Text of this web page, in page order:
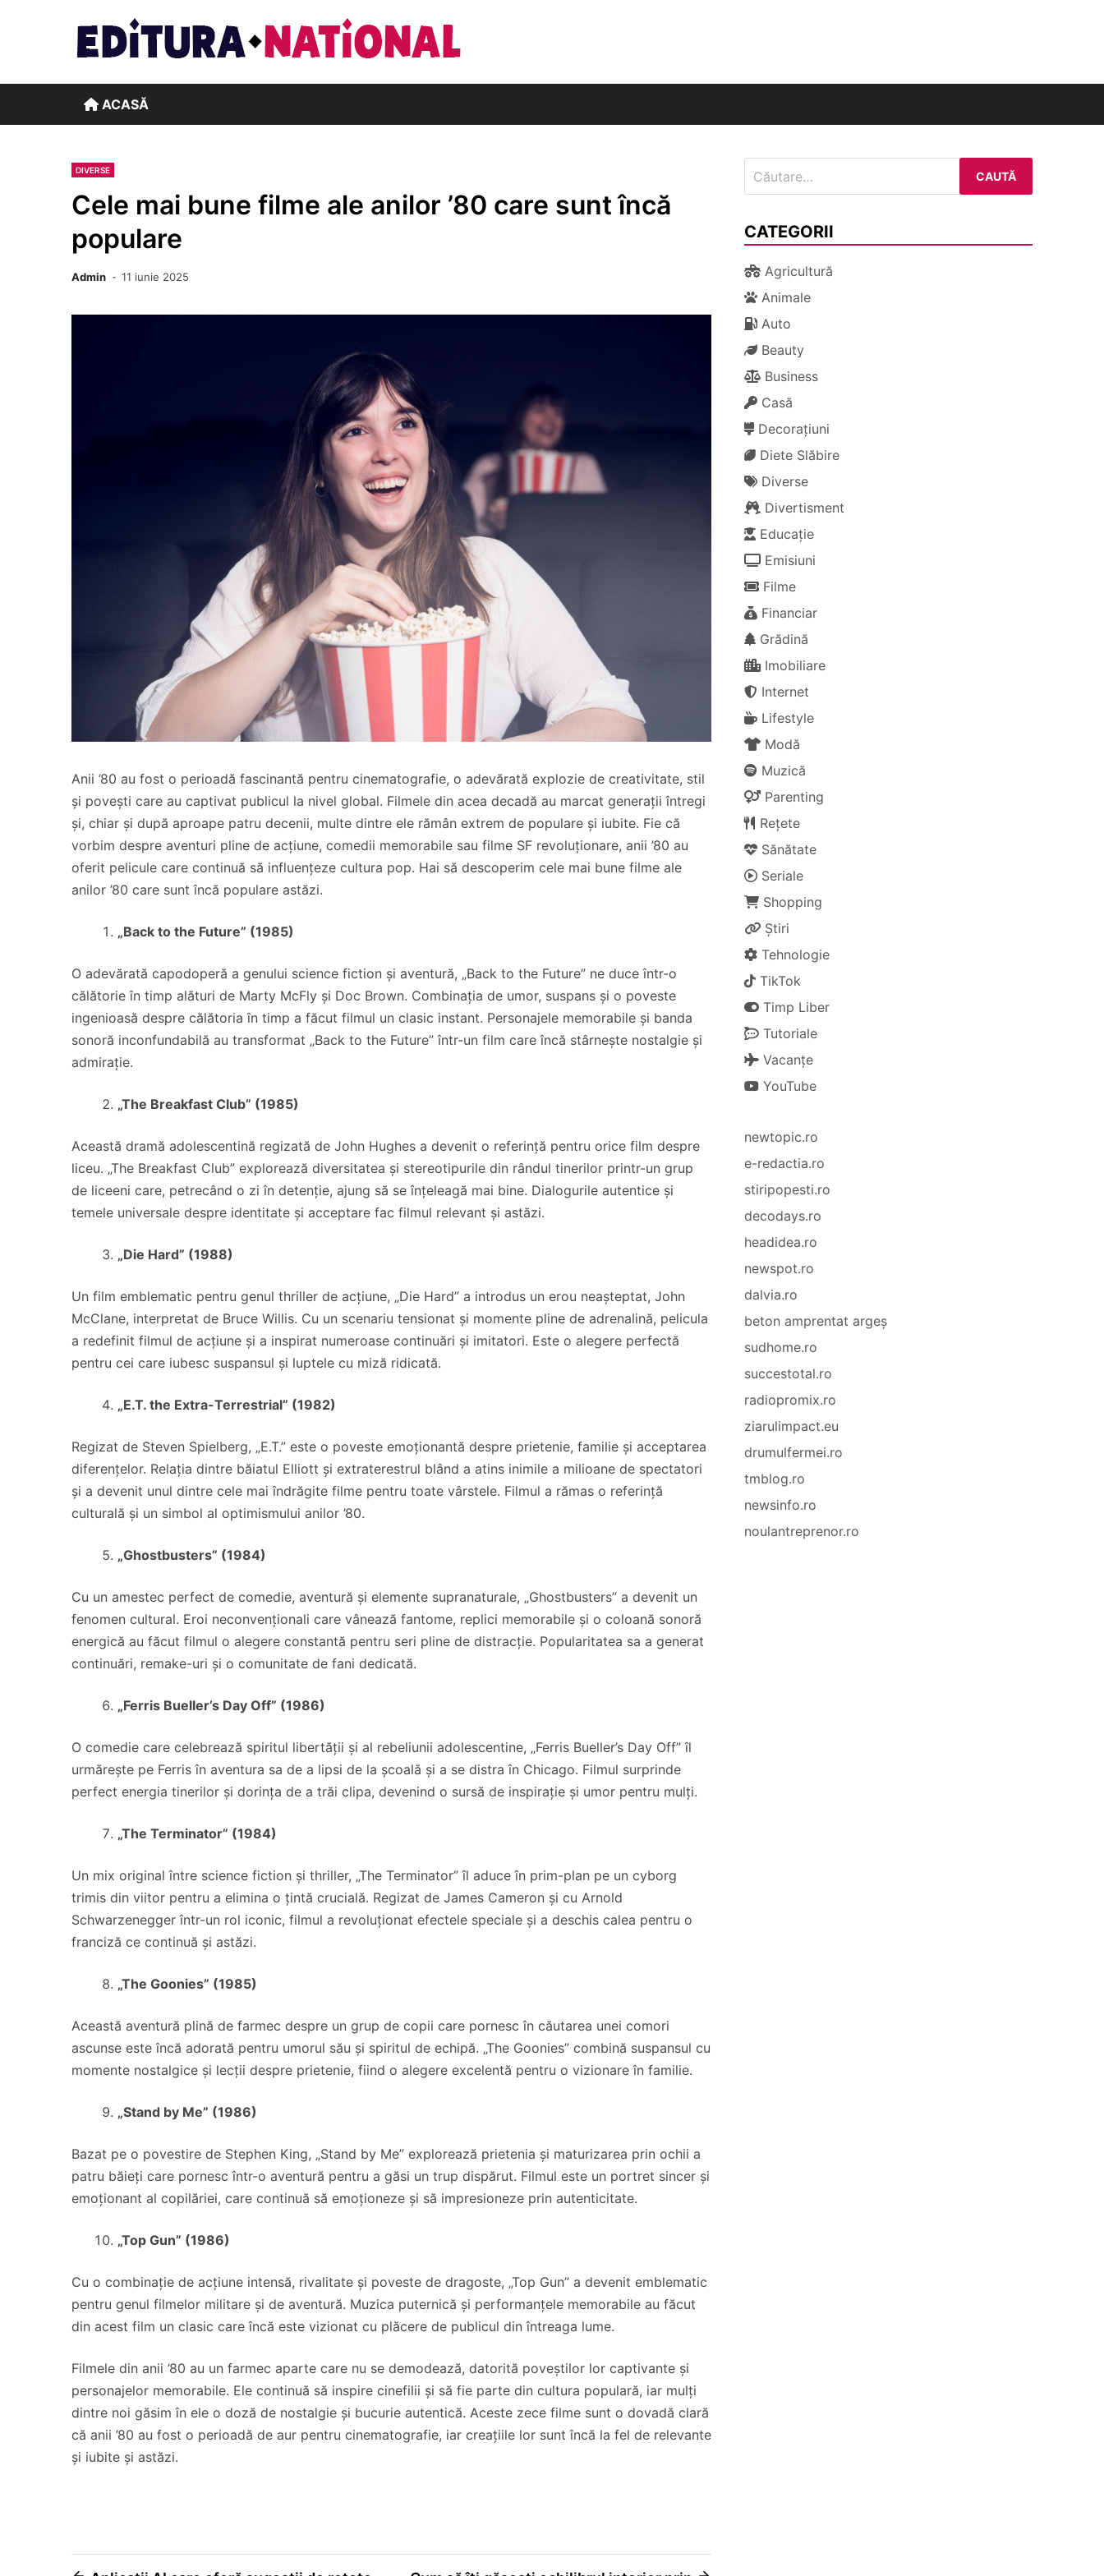
Editura Național
ACASĂ
DIVERSE
Cele mai bune filme ale anilor ’80 care sunt încă
populare
Admin 11 iunie 2025
Anii ’80 au fost o perioadă fascinantă pentru cinematografie, o adevărată explozie de creativitate, stil
și povești care au captivat publicul la nivel global. Filmele din acea decadă au marcat generații întregi
și, chiar și după aproape patru decenii, multe dintre ele rămân extrem de populare și iubite. Fie că
vorbim despre aventuri pline de acțiune, comedii memorabile sau filme SF revoluționare, anii ’80 au
oferit pelicule care continuă să influențeze cultura pop. Hai să descoperim cele mai bune filme ale
anilor ’80 care sunt încă populare astăzi.
„Back to the Future” (1985)
O adevărată capodoperă a genului science fiction și aventură, „Back to the Future” ne duce într-o
călătorie în timp alături de Marty McFly și Doc Brown. Combinația de umor, suspans și o poveste
ingenioasă despre călătoria în timp a făcut filmul un clasic instant. Personajele memorabile și banda
sonoră inconfundabilă au transformat „Back to the Future” într-un film care încă stârnește nostalgie și
admirație.
„The Breakfast Club” (1985)
Această dramă adolescentină regizată de John Hughes a devenit o referință pentru orice film despre
liceu. „The Breakfast Club” explorează diversitatea și stereotipurile din rândul tinerilor printr-un grup
de liceeni care, petrecând o zi în detenție, ajung să se înțeleagă mai bine. Dialogurile autentice și
temele universale despre identitate și acceptare fac filmul relevant și astăzi.
„Die Hard” (1988)
Un film emblematic pentru genul thriller de acțiune, „Die Hard” a introdus un erou neașteptat, John
McClane, interpretat de Bruce Willis. Cu un scenariu tensionat și momente pline de adrenalină, pelicula
a redefinit filmul de acțiune și a inspirat numeroase continuări și imitatori. Este o alegere perfectă
pentru cei care iubesc suspansul și luptele cu miză ridicată.
„E.T. the Extra-Terrestrial” (1982)
Regizat de Steven Spielberg, „E.T.” este o poveste emoționantă despre prietenie, familie și acceptarea
diferențelor. Relația dintre băiatul Elliott și extraterestrul blând a atins inimile a milioane de spectatori
și a devenit unul dintre cele mai îndrăgite filme pentru toate vârstele. Filmul a rămas o referință
culturală și un simbol al optimismului anilor ’80.
„Ghostbusters” (1984)
Cu un amestec perfect de comedie, aventură și elemente supranaturale, „Ghostbusters” a devenit un
fenomen cultural. Eroi neconvenționali care vânează fantome, replici memorabile și o coloană sonoră
energică au făcut filmul o alegere constantă pentru seri pline de distracție. Popularitatea sa a generat
continuări, remake-uri și o comunitate de fani dedicată.
„Ferris Bueller’s Day Off” (1986)
O comedie care celebrează spiritul libertății și al rebeliunii adolescentine, „Ferris Bueller’s Day Off” îl
urmărește pe Ferris în aventura sa de a lipsi de la școală și a se distra în Chicago. Filmul surprinde
perfect energia tinerilor și dorința de a trăi clipa, devenind o sursă de inspirație și umor pentru mulți.
„The Terminator” (1984)
Un mix original între science fiction și thriller, „The Terminator” îl aduce în prim-plan pe un cyborg
trimis din viitor pentru a elimina o țintă crucială. Regizat de James Cameron și cu Arnold
Schwarzenegger într-un rol iconic, filmul a revoluționat efectele speciale și a deschis calea pentru o
franciză ce continuă și astăzi.
„The Goonies” (1985)
Această aventură plină de farmec despre un grup de copii care pornesc în căutarea unei comori
ascunse este încă adorată pentru umorul său și spiritul de echipă. „The Goonies” combină suspansul cu
momente nostalgice și lecții despre prietenie, fiind o alegere excelentă pentru o vizionare în familie.
„Stand by Me” (1986)
Bazat pe o povestire de Stephen King, „Stand by Me” explorează prietenia și maturizarea prin ochii a
patru băieți care pornesc într-o aventură pentru a găsi un trup dispărut. Filmul este un portret sincer și
emoționant al copilăriei, care continuă să emoționeze și să impresioneze prin autenticitate.
„Top Gun” (1986)
Cu o combinație de acțiune intensă, rivalitate și poveste de dragoste, „Top Gun” a devenit emblematic
pentru genul filmelor militare și de aventură. Muzica puternică și performanțele memorabile au făcut
din acest film un clasic care încă este vizionat cu plăcere de publicul din întreaga lume.
Filmele din anii ’80 au un farmec aparte care nu se demodează, datorită poveștilor lor captivante și
personajelor memorabile. Ele continuă să inspire cinefilii și să fie parte din cultura populară, iar mulți
dintre noi găsim în ele o doză de nostalgie și bucurie autentică. Aceste zece filme sunt o dovadă clară
că anii ’80 au fost o perioadă de aur pentru cinematografie, iar creațiile lor sunt încă la fel de relevante
și iubite și astăzi.
după:
CATEGORII
Agricultură
Animale
Auto
Beauty
Business
Casă
Decorațiuni
Diete Slăbire
Diverse
Divertisment
Educație
Emisiuni
Filme
Financiar
Grădină
Imobiliare
Internet
Lifestyle
Modă
Muzică
Parenting
Rețete
Sănătate
Seriale
Shopping
Știri
Tehnologie
TikTok
Timp Liber
Tutoriale
Vacanțe
YouTube
newtopic.ro
e-redactia.ro
stiripopesti.ro
decodays.ro
headidea.ro
newspot.ro
dalvia.ro
beton amprentat argeș
sudhome.ro
succestotal.ro
radiopromix.ro
ziarulimpact.eu
drumulfermei.ro
tmblog.ro
newsinfo.ro
noulantreprenor.ro